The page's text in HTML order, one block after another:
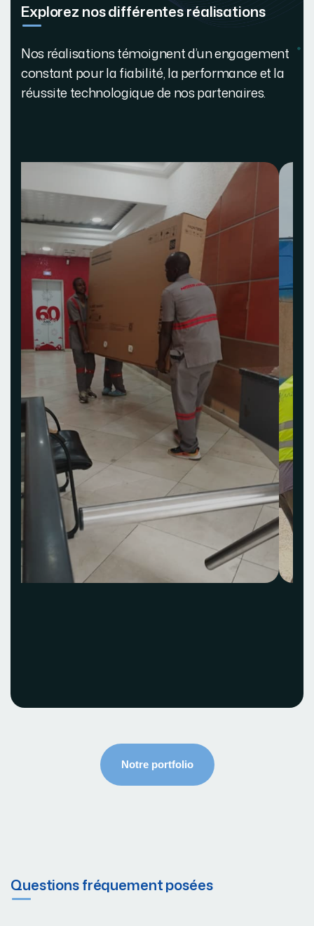
Explorez nos différentes réalisations
Nos réalisations témoignent d’un engagement
constant pour la fiabilité, la performance et la
réussite technologique de nos partenaires.
Voir le projet
Questions fréquement posées